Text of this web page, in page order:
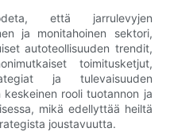
että jarrulevyjen
ja monitahoinen sektori,
autoteollisuuden trendit,
toimitusketjut,
ja tulevaisuuden
rooli tuotannon ja
mikä edellyttää heiltä
joustavuutta.